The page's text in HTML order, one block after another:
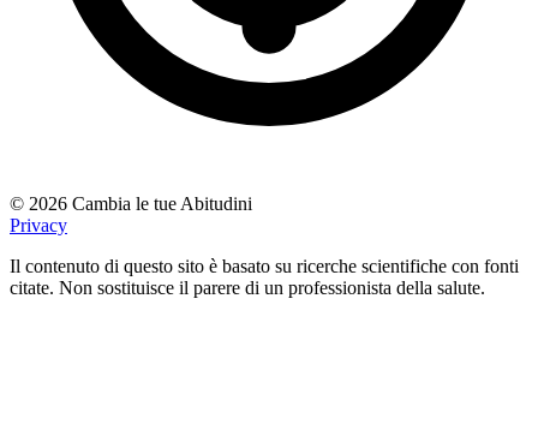
© 2026 Cambia le tue Abitudini
Privacy
Il contenuto di questo sito è basato su ricerche scientifiche con fonti
citate. Non sostituisce il parere di un professionista della salute.